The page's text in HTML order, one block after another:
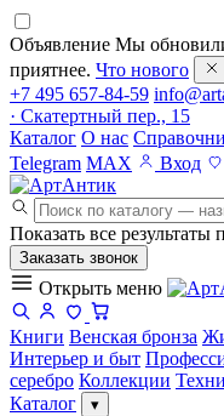
Объявление Мы
приятнее. Что нового
+7 495 657-84-59
· Скатертный пер., 15
Каталог О нас
Telegram MAX Вход
Показать все результаты
Заказать звонок
Открыть меню
Книги Венская бронза
Интерьер и быт
серебро Коллекции
Каталог
▾